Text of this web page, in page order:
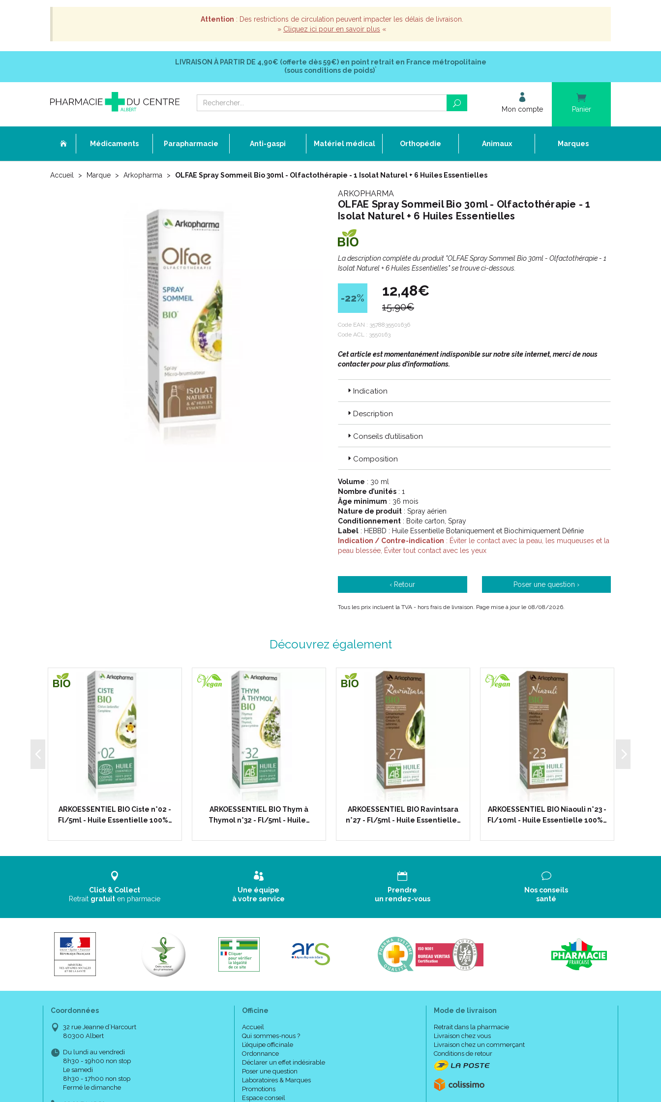
Attention : Des restrictions de circulation peuvent impacter les délais de livraison.
» Cliquez ici pour en savoir plus «
LIVRAISON À PARTIR DE 4,90€ (offerte dès 59€) en point retrait en France métropolitaine
(sous conditions de poids)*
Mon compte Panier
Médicaments Parapharmacie Anti-gaspi Matériel médical Orthopédie Animaux Marques
Accueil Marque Arkopharma OLFAE Spray Sommeil Bio 30ml - Olfactothérapie - 1 Isolat Naturel + 6 Huiles Essentielles
ARKOPHARMA
OLFAE Spray Sommeil Bio 30ml - Olfactothérapie - 1
Isolat Naturel + 6 Huiles Essentielles
La description complète du produit "OLFAE Spray Sommeil Bio 30ml - Olfactothérapie - 1
Isolat Naturel + 6 Huiles Essentielles" se trouve ci-dessous.
-22% 12,48€
15,90€
Code EAN : 3578835501636
Code ACL : 3550163
Cet article est momentanément indisponible sur notre site internet, merci de nous
contacter pour plus d’informations.
Indication
Description
Conseils d’utilisation
Composition
Volume : 30 ml
Nombre d’unités : 1
Âge minimum : 36 mois
Nature de produit : Spray aérien
Conditionnement : Boite carton, Spray
Label : HEBBD : Huile Essentielle Botaniquement et Biochimiquement Définie
Indication / Contre-indication : Éviter le contact avec la peau, les muqueuses et la
peau blessée, Éviter tout contact avec les yeux
‹ Retour Poser une question ›
Tous les prix incluent la TVA - hors frais de livraison. Page mise à jour le 08/08/2026.
Découvrez également
ARKOESSENTIEL BIO Ciste n°02 -
Fl/5ml - Huile Essentielle 100%…
ARKOESSENTIEL BIO Thym à
Thymol n°32 - Fl/5ml - Huile…
ARKOESSENTIEL BIO Ravintsara
n°27 - Fl/5ml - Huile Essentielle…
ARKOESSENTIEL BIO Niaouli n°23 -
Fl/10ml - Huile Essentielle 100%…
Click & Collect
Retrait gratuit en pharmacie
Une équipe
à votre service
Prendre
un rendez-vous
Nos conseils
santé
Coordonnées
32 rue Jeanne d’Harcourt
80300 Albert
Du lundi au vendredi
8h30 - 19h00 non stop
Le samedi
8h30 - 17h00 non stop
Fermé le dimanche
Officine
Accueil
Qui sommes-nous ?
L’équipe officinale
Ordonnance
Déclarer un effet indésirable
Poser une question
Laboratoires & Marques
Promotions
Espace conseil
Mode de livraison
Retrait dans la pharmacie
Livraison chez vous
Livraison chez un commerçant
Conditions de retour